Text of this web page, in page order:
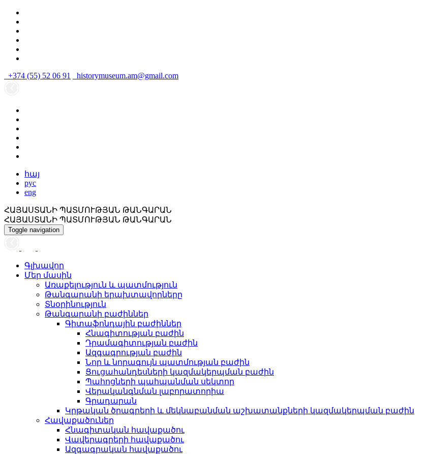
+374 (55) 52 06 91 historymuseum.am@gmail.com
հայ
рус
eng
ՀԱՅԱՍՏԱՆԻ ՊԱՏՄՈՒԹՅԱՆ ԹԱՆԳԱՐԱՆ
ՀԱՅԱՍՏԱՆԻ ՊԱՏՄՈՒԹՅԱՆ ԹԱՆԳԱՐԱՆ
Toggle navigation
Գլխավոր
Մեր մասին
Առաքելություն և պատմություն
Թանգարանի երախտավորները
Տնօրինություն
Թանգարանի բաժիններ
Գիտաֆոնդային բաժիններ
Հնագիտության բաժին
Դրամագիտության բաժին
Ազգագրության բաժին
Նոր և նորագույն պատմության բաժին
Ցուցահանդեսների կազմակերպման բաժին
Պահոցների պահպանման սեկտոր
Վերականգնման լաբորատորիա
Գրադարան
Կրթական ծրագրերի և մեկնաբանման աշխատանքների կազմակերպման բաժին
Հավաքածուներ
Հնագիտական հավաքածու
Վավերագրերի հավաքածու
Ազգագրական հավաքածու